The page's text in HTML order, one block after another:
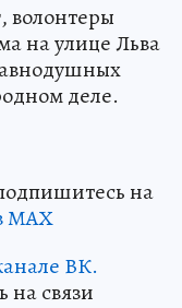
волонтеры
на улице Льва
деле.
на
МАХ
ВК.
на связи